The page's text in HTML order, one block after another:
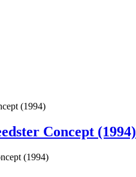
(1994)
Concept (1994)